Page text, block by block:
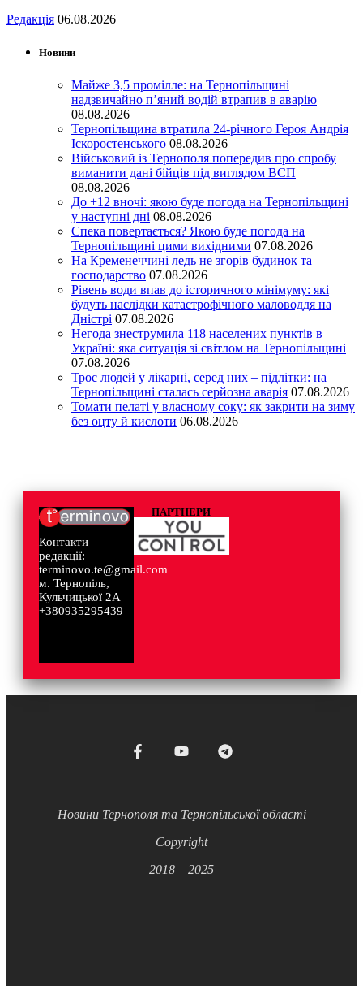
Редакція 06.08.2026
Новини
Майже 3,5 промілле: на Тернопільщині
надзвичайно п’яний водій втрапив в аварію
08.08.2026
Тернопільщина втратила 24-річного Героя Андрія
Іскоростенського 08.08.2026
Військовий із Тернополя попередив про спробу
виманити дані бійців під виглядом ВСП
08.08.2026
До +12 вночі: якою буде погода на Тернопільщині
у наступні дні 08.08.2026
Спека повертається? Якою буде погода на
Тернопільщині цими вихідними 07.08.2026
На Кременеччині ледь не згорів будинок та
господарство 07.08.2026
Рівень води впав до історичного мінімуму: які
будуть наслідки катастрофічного маловоддя на
Дністрі 07.08.2026
Негода знеструмила 118 населених пунктів в
Україні: яка ситуація зі світлом на Тернопільщині
07.08.2026
Троє людей у лікарні, серед них – підлітки: на
Тернопільщині сталась серйозна аварія 07.08.2026
Томати пелаті у власному соку: як закрити на зиму
без оцту й кислоти 06.08.2026
Контакти
редакції:
terminovo.te@gmail.com
м. Тернопіль,
Кульчицької 2А
+380935295439
ПАРТНЕРИ
Новини Тернополя та Тернопільської області
Copyright
2018 – 2025